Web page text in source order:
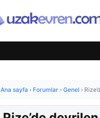
Ana sayfa › Forumlar › Genel ›